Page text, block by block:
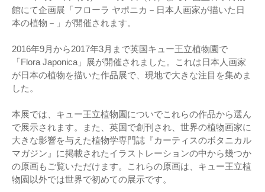
館にて企画展「フローラ ヤポニカ－日本人画家が描いた日
本の植物－」が開催されます。
2016年9月から2017年3月まで英国キュー王立植物園で
「Flora Japonica」展が開催されました。これは日本人画家
が日本の植物を描いた作品展で、現地で大きな注目を集めま
した。
本展では、キュー王立植物園についでこれらの作品から選ん
で展示されます。また、英国で創刊され、世界の植物画家に
大きな影響を与えた植物学専門誌『カーティスのボタニカル
マガジン』に掲載されたイラストレーションの中から幾つか
の原画もご覧いただけます。これらの原画は、キュー王立植
物園以外では世界で初めての展示です。